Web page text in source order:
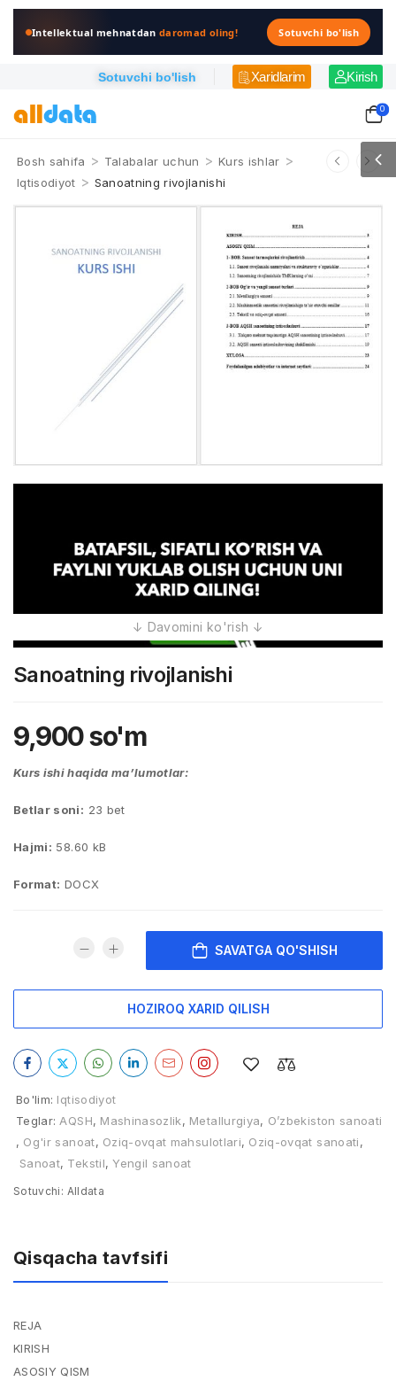
Intellektual mehnatdandaromad oling! Sotuvchi bo'lish
Sotuvchi bo'lish Xaridlarim Kirish
0
Bosh sahifa > Talabalar uchun > Kurs ishlar >
Iqtisodiyot > Sanoatning rivojlanishi
Sanoatning rivojlanishi
9,900so'm
Kurs ishi haqida ma’lumotlar:
Betlar soni: 23 bet
Hajmi: 58.60 kB
Format: DOCX
SAVATGA QO'SHISH
HOZIROQ XARID QILISH
Bo'lim: Iqtisodiyot
Teglar: AQSH, Mashinasozlik, Metallurgiya, O’zbekiston sanoati
, Og'ir sanoat, Oziq-ovqat mahsulotlari, Oziq-ovqat sanoati,
Sanoat, Tekstil, Yengil sanoat
Sotuvchi: Alldata
Qisqacha tavfsifi
REJA
KIRISH
ASOSIY QISM